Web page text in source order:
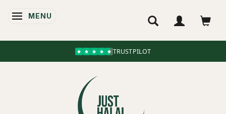
SKIFTE NAVIGATION
MENU
TRUSTPILOT